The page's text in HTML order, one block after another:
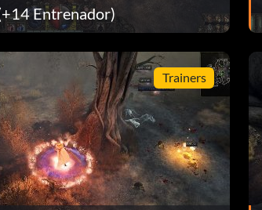
Entrenador)
Trainers